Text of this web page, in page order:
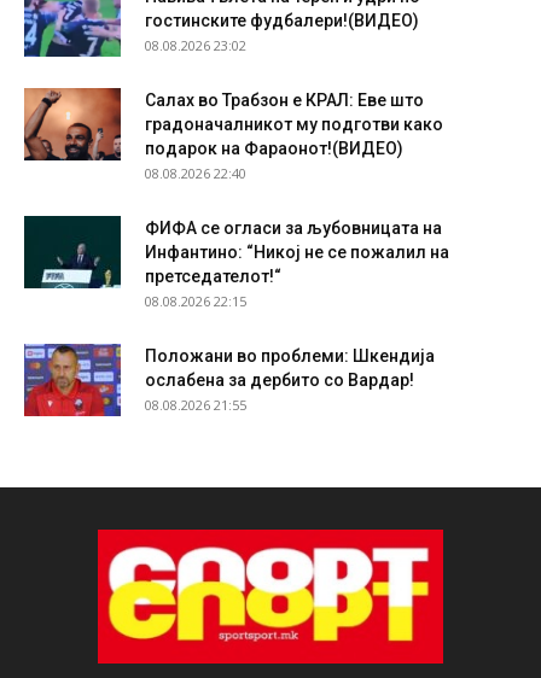
гостинските фудбалери!(ВИДЕО)
08.08.2026 23:02
Салах во Трабзон е КРАЛ: Еве што
градоначалникот му подготви како
подарок на Фараонот!(ВИДЕО)
08.08.2026 22:40
ФИФА се огласи за љубовницата на
Инфантино: “Никој не се пожалил на
претседателот!“
08.08.2026 22:15
Положани во проблеми: Шкендија
ослабена за дербито со Вардар!
08.08.2026 21:55